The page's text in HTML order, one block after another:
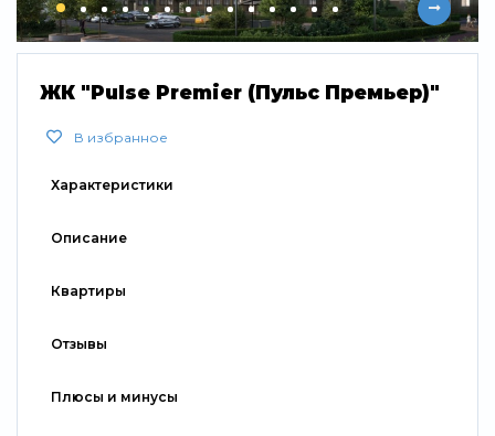
Свернуть
ЖК "Pulse Premier (Пульс Премьер)"
В избранное
Характеристики
Описание
Квартиры
Отзывы
Плюсы и минусы